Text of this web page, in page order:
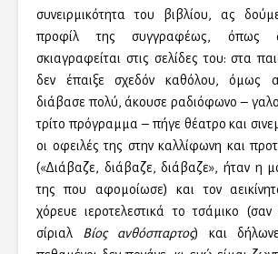
συνειρμικότητα του βιβλίου, ας
προφίλ της συγγραφέως, όπως
σκιαγραφείται στις σελίδες του: στα
δεν έπαιξε σχεδόν καθόλου, όμως
διάβασε πολύ, άκουσε ραδιόφωνο –
τρίτο πρόγραμμα – πήγε θέατρο και
οι οφειλές της στην καλλίφωνη και
(«Διάβαζε, διάβαζε, διάβαζε», ήταν η
της που αφομοίωσε) και τον
χόρευε ιεροτελεστικά το τσάμικο
σίριαλ Βίος ανθόσπαρτος) και